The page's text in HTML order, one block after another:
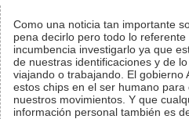
Como una noticia tan importante
pena decirlo pero todo lo
incumbencia investigarlo ya que
de nuestras identificaciones y de
viajando o trabajando. El gobierno
estos chips en el ser humano
nuestros movimientos. Y que
información personal también es